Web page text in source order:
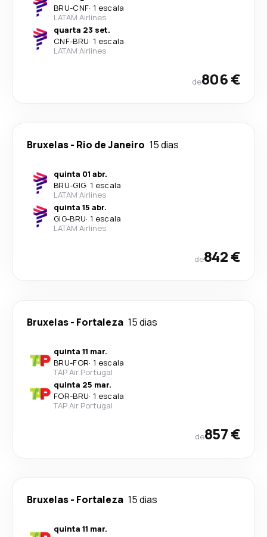
BRU-CNF· 1 escala
LATAM Airlines
quarta 23 set.
CNF-BRU· 1 escala
LATAM Airlines
de806 €
Bruxelas- Rio de Janeiro 15 dias
quinta 01 abr.
BRU-GIG· 1 escala
LATAM Airlines
quinta 15 abr.
GIG-BRU· 1 escala
LATAM Airlines
de842 €
Bruxelas- Fortaleza 15 dias
quinta 11 mar.
BRU-FOR· 1 escala
TAP Air Portugal
quinta 25 mar.
FOR-BRU· 1 escala
TAP Air Portugal
de857 €
Bruxelas- Fortaleza 15 dias
quinta 11 mar.